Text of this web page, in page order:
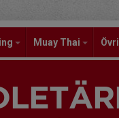
Muay Thai